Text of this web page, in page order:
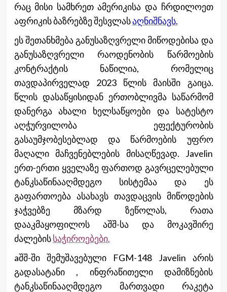
რაც მისი სამხრეთ ამერიკისა და ჩრდილოეთ
აფრიკის ბაზრებზე შესვლასაღნიშნავს.
ეს შეთანხმება განუსაზღვრელი მიწოდებისა და
განუსაზღვრელი რაოდენობის წარმოების
კონტრაქტის ნაწილია, რომელიც
თავდაპირველად 2023 წლის მაისში გაიცა.
წლის დასაწყისიდან ერთობლივმა საწარმომ
დანერგა ახალი ხელსაწყოები და სატესტო
აღჭურვილობა ეფექტურობის
გასაუმჯობესებლად და წარმოების უფრო
მაღალი მაჩვენებლების მისაღწევად. Javelin
ერთ-ერთი ყველაზე ფართოდ გავრცელებული
ტანკსაწინააღმდეგო სისტემაა და ეს
გაფართოება ასახავს თავდაცვის მიწოდების
ჯაჭვებზე მზარდ ზეწოლას, რათა
დააკმაყოფილოს აშშ-სა და მოკავშირე
ძალებისსაჭიროებები.
aშშ-ში შემუშავებული FGM-148 Javelin არის
გადასატანი , ინფრაწითელი დამიზნების
ტანკსაწინააღმდეგო მართვადი რაკეტა